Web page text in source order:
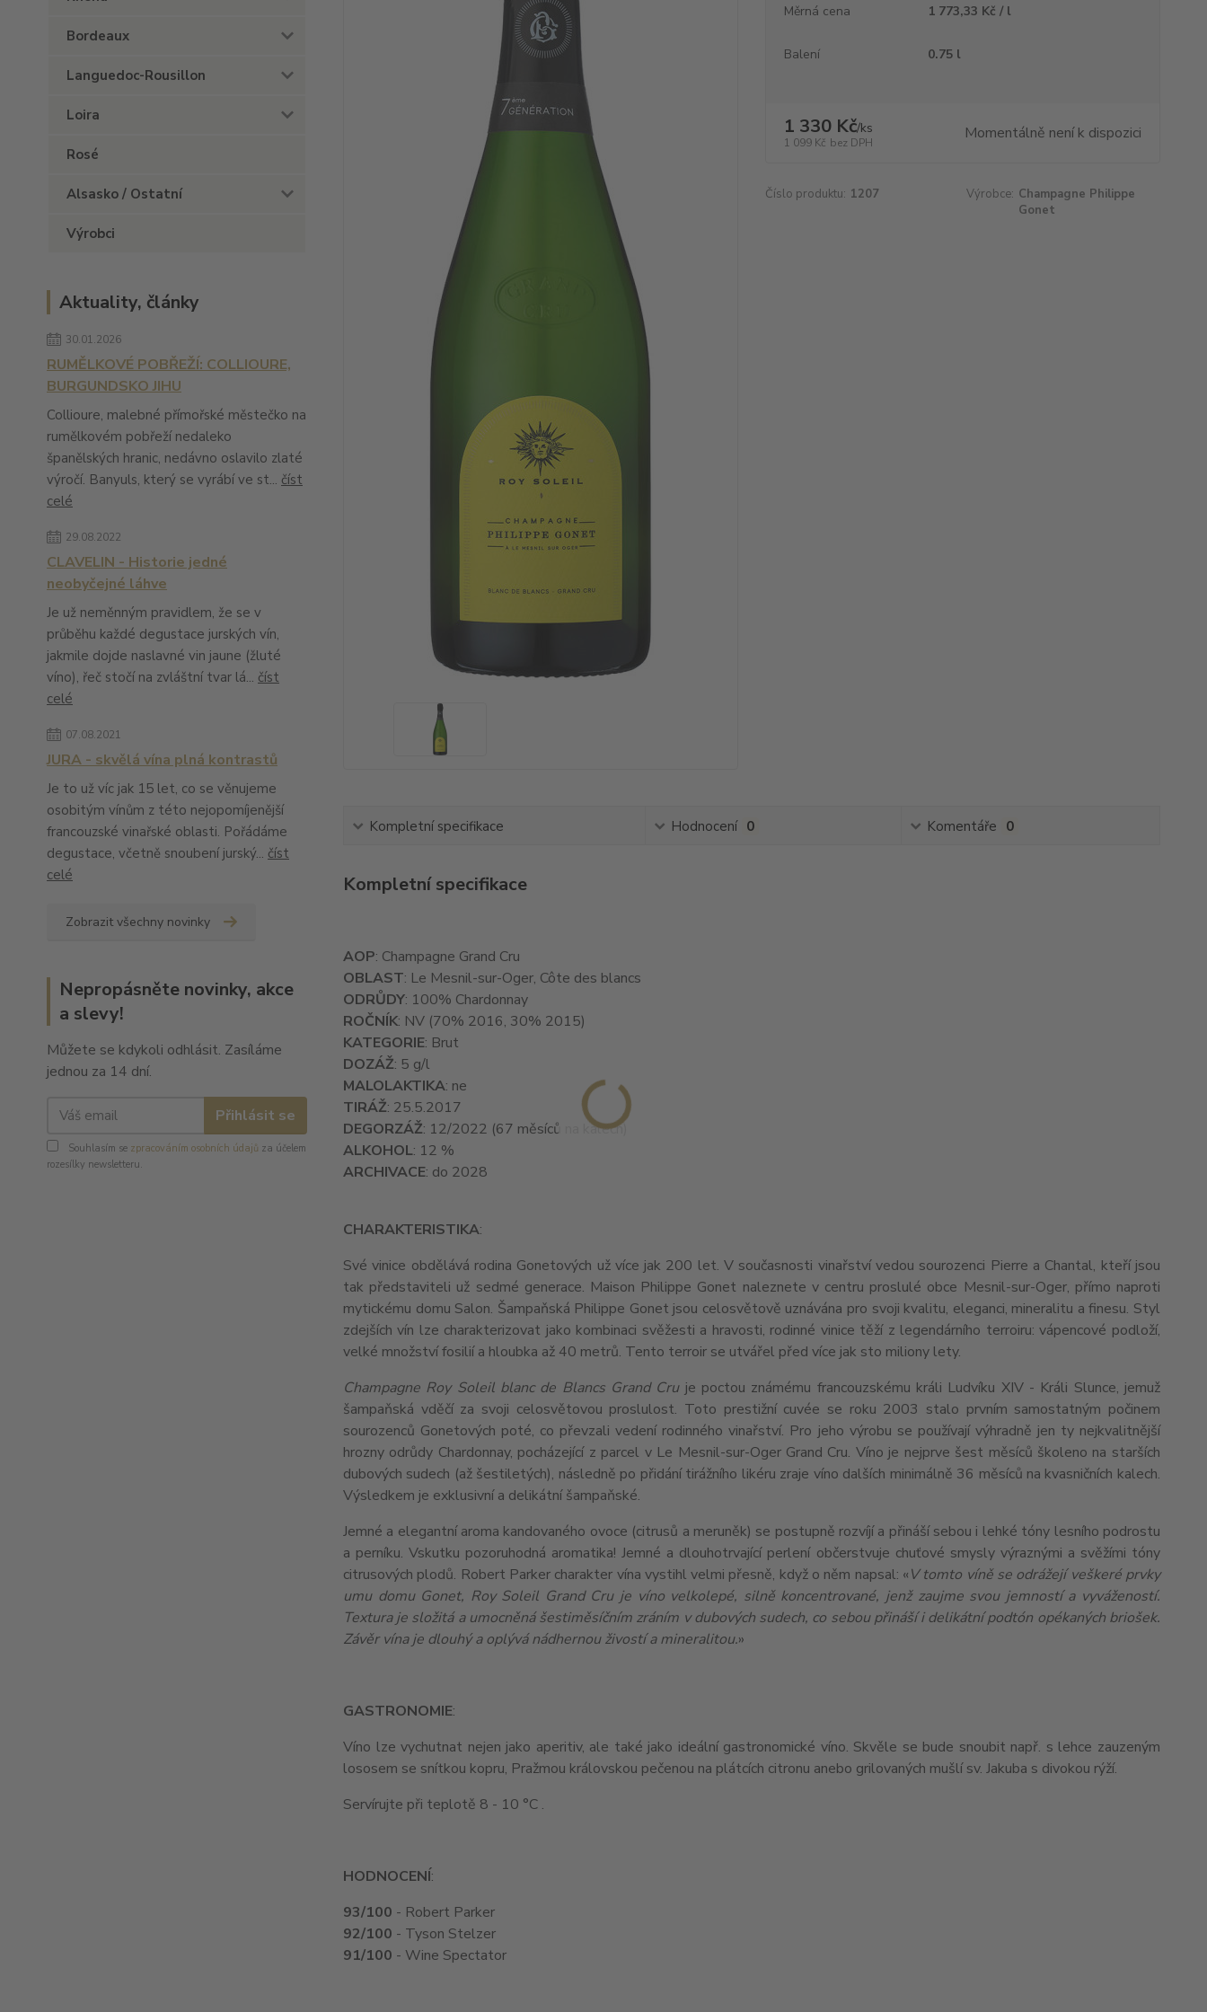
Bordeaux
Languedoc-Rousillon
Loira
Rosé
Alsasko / Ostatní
Výrobci
Aktuality, články
30.01.2026
RUMĚLKOVÉ POBŘEŽÍ: COLLIOURE,
BURGUNDSKO JIHU
Collioure, malebné přímořské městečko na
rumělkovém pobřeží nedaleko
španělských hranic, nedávno oslavilo zlaté
výročí. Banyuls, který se vyrábí ve st... číst
celé
29.08.2022
CLAVELIN - Historie jedné
neobyčejné láhve
Je už neměnným pravidlem, že se v
průběhu každé degustace jurských vín,
jakmile dojde naslavné vin jaune (žluté
víno), řeč stočí na zvláštní tvar lá... číst
celé
07.08.2021
JURA - skvělá vína plná kontrastů
Je to už víc jak 15 let, co se věnujeme
osobitým vínům z této nejopomíjenější
francouzské vinařské oblasti. Pořádáme
degustace, včetně snoubení jurský... číst
celé
Zobrazit všechny novinky
Nepropásněte novinky, akce
a slevy!
Můžete se kdykoli odhlásit. Zasíláme
jednou za 14 dní.
Přihlásit se
Souhlasím se zpracováním osobních údajů za účelem
rozesílky newsletteru.
Měrná cena
1 773,33 Kč / l
Balení 0.75 l
1 330 Kč/ks
1 099 Kč bez DPH Momentálně není k dispozici
Číslo produktu: 1207 Výrobce: Champagne Philippe
Gonet
Kompletní specifikace Hodnocení 0 Komentáře 0
Kompletní specifikace
AOP: Champagne Grand Cru
OBLAST: Le Mesnil-sur-Oger, Côte des blancs
ODRŮDY: 100% Chardonnay
ROČNÍK: NV (70% 2016, 30% 2015)
KATEGORIE: Brut
DOZÁŽ: 5 g/l
MALOLAKTIKA: ne
TIRÁŽ: 25.5.2017
DEGORZÁŽ: 12/2022 (67 měsíců na kalech)
ALKOHOL: 12 %
ARCHIVACE: do 2028
CHARAKTERISTIKA:
Své vinice obdělává rodina Gonetových už více jak 200 let. V současnosti vinařství vedou sourozenci Pierre a Chantal, kteří jsou
tak představiteli už sedmé generace. Maison Philippe Gonet naleznete v centru proslulé obce Mesnil-sur-Oger, přímo naproti
mytickému domu Salon. Šampaňská Philippe Gonet jsou celosvětově uznávána pro svoji kvalitu, eleganci, mineralitu a finesu. Styl
zdejších vín lze charakterizovat jako kombinaci svěžesti a hravosti, rodinné vinice těží z legendárního terroiru: vápencové podloží,
velké množství fosilií a hloubka až 40 metrů. Tento terroir se utvářel před více jak sto miliony lety.
Champagne Roy Soleil blanc de Blancs Grand Cruje poctou známému francouzskému králi Ludvíku XIV - Králi Slunce, jemuž
šampaňská vděčí za svoji celosvětovou proslulost. Toto prestižní cuvée se roku 2003 stalo prvním samostatným počinem
sourozenců Gonetových poté, co převzali vedení rodinného vinařství. Pro jeho výrobu se používají výhradně jen ty nejkvalitnější
hrozny odrůdy Chardonnay, pocházející z parcel v Le Mesnil-sur-Oger Grand Cru. Víno je nejprve šest měsíců školeno na starších
dubových sudech (až šestiletých), následně po přidání tirážního likéru zraje víno dalších minimálně 36 měsíců na kvasničních kalech.
Výsledkem je exklusivní a delikátní šampaňské.
Jemné a elegantní aroma kandovaného ovoce (citrusů a meruněk) se postupně rozvíjí a přináší sebou i lehké tóny lesního podrostu
a perníku. Vskutku pozoruhodná aromatika! Jemné a dlouhotrvající perlení občerstvuje chuťové smysly výraznými a svěžími tóny
citrusových plodů. Robert Parker charakter vína vystihl velmi přesně, když o něm napsal: «V tomto víně se odrážejí veškeré prvky
umu domu Gonet, Roy Soleil Grand Cru je víno velkolepé, silně koncentrované, jenž zaujme svou jemností a vyvážeností.
Textura je složitá a umocněná šestiměsíčním zráním v dubových sudech, co sebou přináší i delikátní podtón opékaných briošek.
Závěr vína je dlouhý a oplývá nádhernou živostí a mineralitou.»
GASTRONOMIE:
Víno lze vychutnat nejen jako aperitiv, ale také jako ideální gastronomické víno. Skvěle se bude snoubit např. s lehce zauzeným
lososem se snítkou kopru, Pražmou královskou pečenou na plátcích citronu anebo grilovaných mušlí sv. Jakuba s divokou rýží.
Servírujte při teplotě 8 - 10 °C .
HODNOCENÍ:
93/100 - Robert Parker
92/100 - Tyson Stelzer
91/100 - Wine Spectator